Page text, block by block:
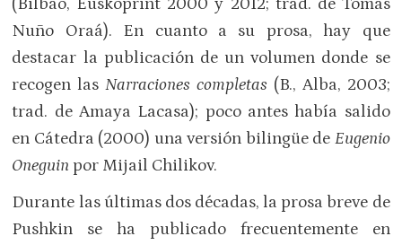
Nuño Oraá). En cuanto a su prosa, hay que
destacar la publicación de un volumen donde se
recogen lasNarraciones completas (B., Alba, 2003;
trad. de Amaya Lacasa); poco antes había salido
en Cátedra (2000) una versión bilingüe de Eugenio
Oneguin por Mijail Chilikov.
Durante las últimas dos décadas, la prosa breve de
Pushkin se ha publicado frecuentemente en